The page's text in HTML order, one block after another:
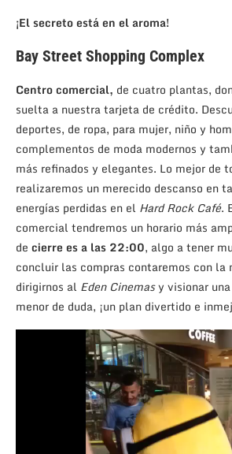
¡El secreto está en el aroma!
Bay Street Shopping Complex
Centro comercial, de cuatro plantas,
suelta a nuestra tarjeta de crédito.
deportes, de ropa, para mujer, niño y
complementos de moda modernos y
más refinados y elegantes. Lo mejor de
realizaremos un merecido descanso en
energías perdidas en el Hard Rock Café.
comercial tendremos un horario más
de cierre es a las 22:00, algo a tener
concluir las compras contaremos con la
dirigirnos al Eden Cinemasy visionar
menor de duda, ¡un plan divertido e